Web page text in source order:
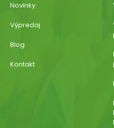
Novinky
Výpredaj
Blog
Kontakt